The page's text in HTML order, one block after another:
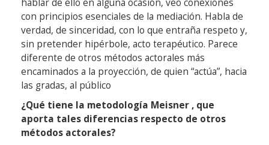
con principios esenciales de la mediación. Habla de
verdad, de sinceridad, con lo que entraña respeto y,
sin pretender hipérbole, acto terapéutico. Parece
diferente de otros métodos actorales más
encaminados a la proyección, de quien “actúa”, hacia
las gradas, al público
¿Qué tiene la metodología Meisner , que
aporta tales diferencias respecto de otros
métodos actorales?